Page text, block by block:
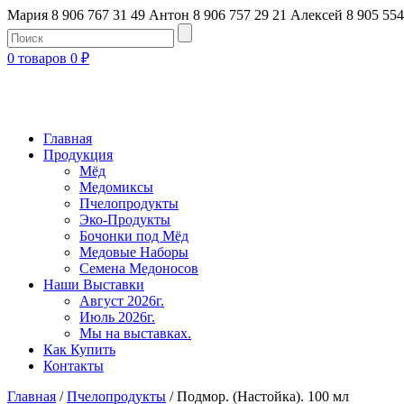
Мария 8 906 767 31 49 Антон 8 906 757 29 21 Алексей 8 905
0 товаров 0 ₽
Главная
Продукция
Мёд
Медомиксы
Пчелопродукты
Эко-Продукты
Бочонки под Мёд
Медовые Наборы
Семена Медоносов
Наши Выставки
Август 2026г.
Июль 2026г.
Мы на выставках.
Как Купить
Контакты
Главная /Пчелопродукты / Подмор. (Настойка). 100 мл